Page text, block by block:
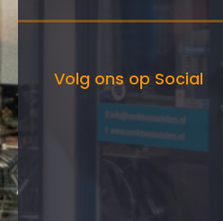
Volg ons op Social